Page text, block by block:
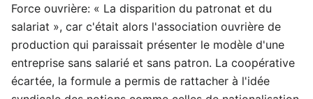
Force ouvrière: « La disparition du patronat et du
salariat », car c'était alors l'association ouvrière de
production qui paraissait présenter le modèle d'une
entreprise sans salarié et sans patron. La coopérative
écartée, la formule a permis de rattacher à l'idée